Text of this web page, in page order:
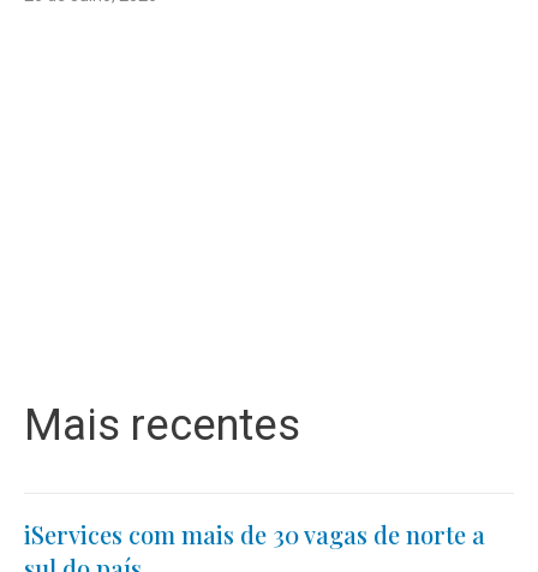
Mais recentes
iServices com mais de 30 vagas de norte a